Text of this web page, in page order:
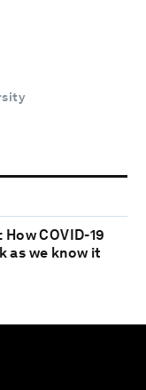
COVID-19
as we know it